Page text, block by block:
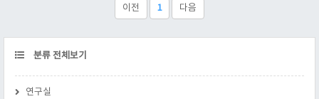
포인터 형인지 확인하는 테크닉이다. 코드를 보면 한번에 알 수
있을 테니 코드를 적어 둔다. // 책의 소스를 조금 손 보았다. ikpil
이전 1 다음
CATEGORY
분류 전체보기
연구실